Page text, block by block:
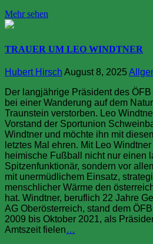
Mehr sehen
TRAUER UM LEO WINDTNER
Hubert Hirsch August 8, 2025
Der langjährige Präsident des
bei einer Wanderung auf dem
Traunstein verstorben. Leo
Vorstand der Sportunion
Windtner und möchte ihn mit
letztes Mal ehren. Mit Leo
heimische Fußball nicht nur einen
Spitzenfunktionär, sondern vor
mit unermüdlichem Einsatz,
menschlicher Wärme den
hat. Windtner, beruflich 22 Jahre
AG Oberösterreich, stand dem
2009 bis Oktober 2021, als
Amtszeit fielen…